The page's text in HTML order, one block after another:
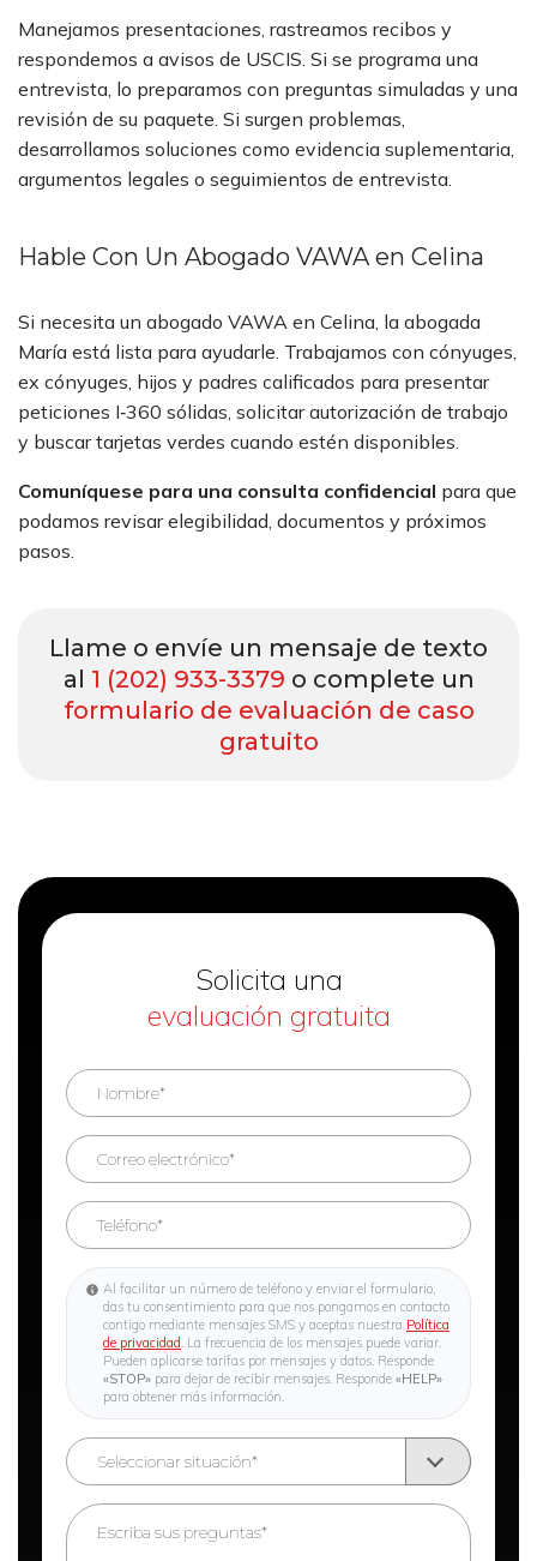
Manejamos presentaciones, rastreamos recibos y
respondemos a avisos de USCIS. Si se programa una
entrevista, lo preparamos con preguntas simuladas y una
revisión de su paquete. Si surgen problemas,
desarrollamos soluciones como evidencia suplementaria,
argumentos legales o seguimientos de entrevista.
Hable Con Un Abogado VAWA en Celina
Si necesita un abogado VAWA en Celina, la abogada
María está lista para ayudarle. Trabajamos con cónyuges,
ex cónyuges, hijos y padres calificados para presentar
peticiones I‑360 sólidas, solicitar autorización de trabajo
y buscar tarjetas verdes cuando estén disponibles.
Comuníquese para una consulta confidencial para que
podamos revisar elegibilidad, documentos y próximos
pasos.
Llame o envíe un mensaje de texto
al 1 (202) 933-3379 o complete un
formulario de evaluación de caso
gratuito
Solicita una
evaluación gratuita
Al facilitar un número de teléfono y enviar el formulario,
das tu consentimiento para que nos pongamos en contacto
contigo mediante mensajes SMS y aceptas nuestra Política
de privacidad. La frecuencia de los mensajes puede variar.
Pueden aplicarse tarifas por mensajes y datos. Responde
«STOP» para dejar de recibir mensajes. Responde «HELP»
para obtener más información.